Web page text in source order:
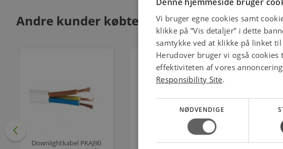
Andre kunder købte også
Downlightkabel PKAJ90
Downlightkabel
Osram
Vi bruger egne cookies samt
klikke på ”Vis detaljer” i dette
samtykke ved at klikke på linket
Herudover bruger vi også
effektiviteten af vores
Responsibility Site.
NØDVENDIGE